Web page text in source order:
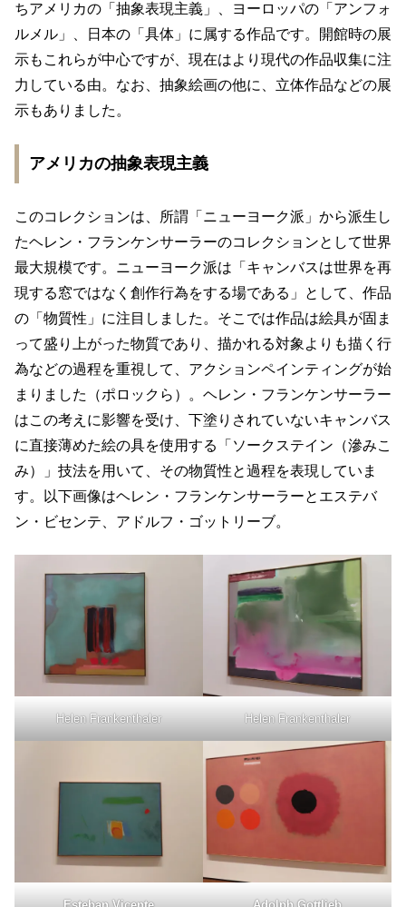
ちアメリカの「抽象表現主義」、ヨーロッパの「アンフォ
ルメル」、日本の「具体」に属する作品です。開館時の展
示もこれらが中心ですが、現在はより現代の作品収集に注
力している由。なお、抽象絵画の他に、立体作品などの展
示もありました。
アメリカの抽象表現主義
このコレクションは、所謂「ニューヨーク派」から派生し
たヘレン・フランケンサーラーのコレクションとして世界
最大規模です。ニューヨーク派は「キャンバスは世界を再
現する窓ではなく創作行為をする場である」として、作品
の「物質性」に注目しました。そこでは作品は絵具が固ま
って盛り上がった物質であり、描かれる対象よりも描く行
為などの過程を重視して、アクションペインティングが始
まりました（ポロックら）。ヘレン・フランケンサーラー
はこの考えに影響を受け、下塗りされていないキャンバス
に直接薄めた絵の具を使用する「ソークステイン（滲みこ
み）」技法を用いて、その物質性と過程を表現していま
す。以下画像はヘレン・フランケンサーラーとエステバ
ン・ビセンテ、アドルフ・ゴットリーブ。
Helen Frankenthaler Helen Frankenthaler